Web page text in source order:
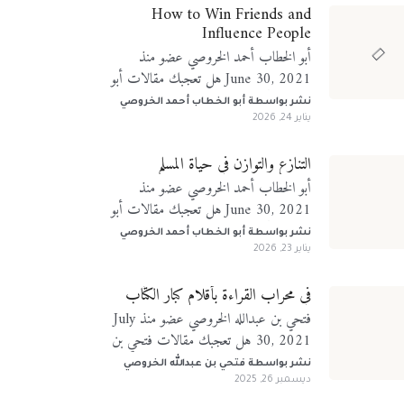
How to Win Friends and
Influence People
أبو الخطاب أحمد الخروصي عضو منذ
June 30, 2021 هل تعجبك مقالات أبو
الخطاب أحمد الخروصي؟ تابعني على
منصات التواصل الإجتماعي
نشر بواسطةأبو الخطاب أحمد الخروصي
يناير 24, 2026
التنازع والتوازن في حياة المسلم
أبو الخطاب أحمد الخروصي عضو منذ
June 30, 2021 هل تعجبك مقالات أبو
الخطاب أحمد الخروصي؟ تابعني على
منصات التواصل الإجتماعي
نشر بواسطةأبو الخطاب أحمد الخروصي
يناير 23, 2026
في محراب القراءة بأقلام كبار الكتّاب
فتحي بن عبدالله الخروصي عضو منذ July
30, 2021 هل تعجبك مقالات فتحي بن
عبدالله الخروصي؟ تابعني على منصات
التواصل الإجتماعي
نشر بواسطةفتحي بن عبدالله الخروصي
ديسمبر 26, 2025